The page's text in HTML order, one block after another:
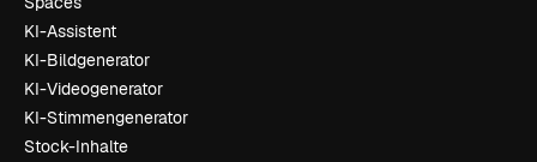
KI-Assistent
KI-Bildgenerator
KI-Videogenerator
KI-Stimmengenerator
Stock-Inhalte